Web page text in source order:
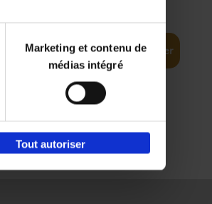
Marketing et contenu de
médias intégré
Tout autoriser
Ajouter au panier